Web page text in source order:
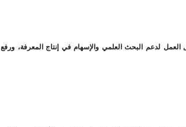
العمل لدعم البحث العلمي والإسهام في إنتاج المعرفة، ورفع